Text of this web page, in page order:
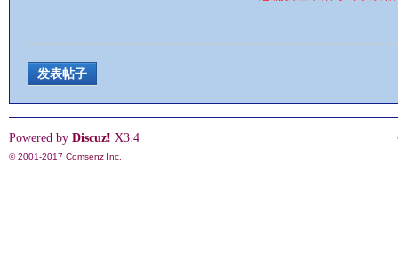
发表帖子
Powered by Discuz! X3.4
© 2001-2017 Comsenz Inc.